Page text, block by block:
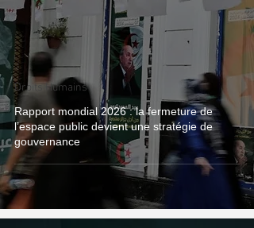
Rapport mondial 2026 : la fermeture de
l’espace public devient une stratégie de
gouvernance
Droits Humains